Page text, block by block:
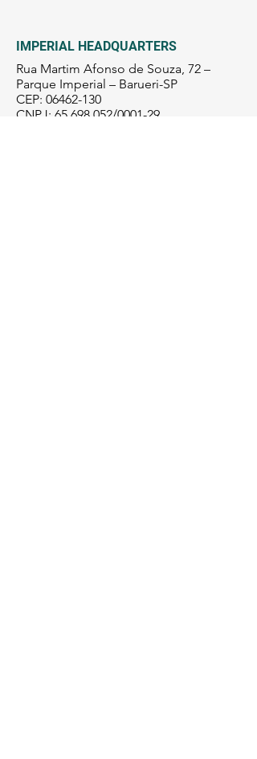
IMPERIAL HEADQUARTERS
Rua Martim Afonso de Souza, 72 –
Parque Imperial – Barueri-SP
CEP: 06462-130
CNPJ: 65.698.052/0001-29